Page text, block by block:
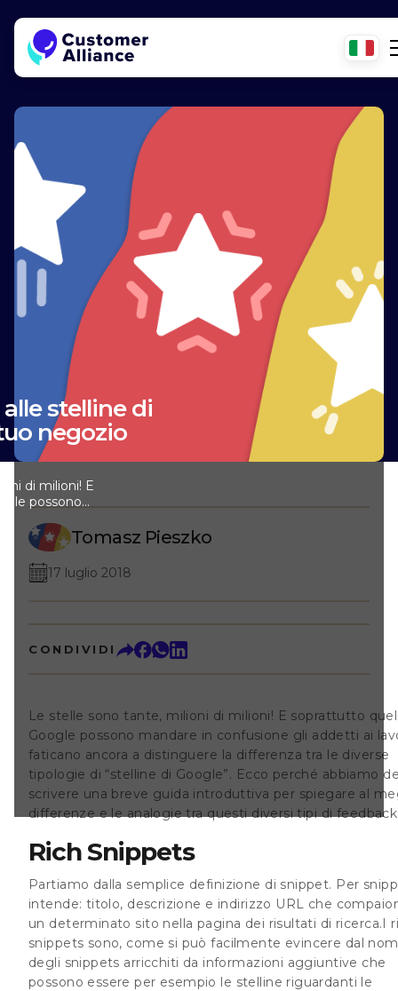
stelline di
negozio
di milioni! E
possono
la
di
perché
una breve
di
rich snippets
evincere
arricchiti da
possono
riguardanti
orari di
direttamente
alla
necessario
Tomasz Pieszko
17 luglio 2018
CONDIVIDI
Le stelle sono tante, milioni di milioni! E soprattutto
Google possono mandare in confusione gli addetti ai
faticano ancora a distinguere la differenza tra le diverse
tipologie di“stelline di Google”. Ecco perché abbiamo
scrivere una breve guida introduttiva per spiegare al
differenze e le analogie tra questidiversi tipi di
Rich Snippets
Partiamo dalla semplice definizione di snippet. Per
intende: titolo, descrizione e indirizzo URL che
un determinato sito nella pagina dei risultati di ricerca.I
snippets sono, come si può facilmente evincere dal
degli snippets arricchiti da informazioni aggiuntive che
possono essere per esempio le stelline riguardanti le